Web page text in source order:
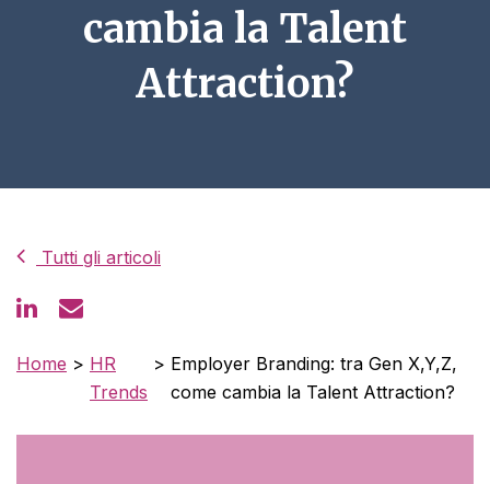
cambia la Talent
Attraction?
Tutti gli articoli
Home > HR
Trends
> Employer Branding: tra Gen X,Y,Z,
come cambia la Talent Attraction?